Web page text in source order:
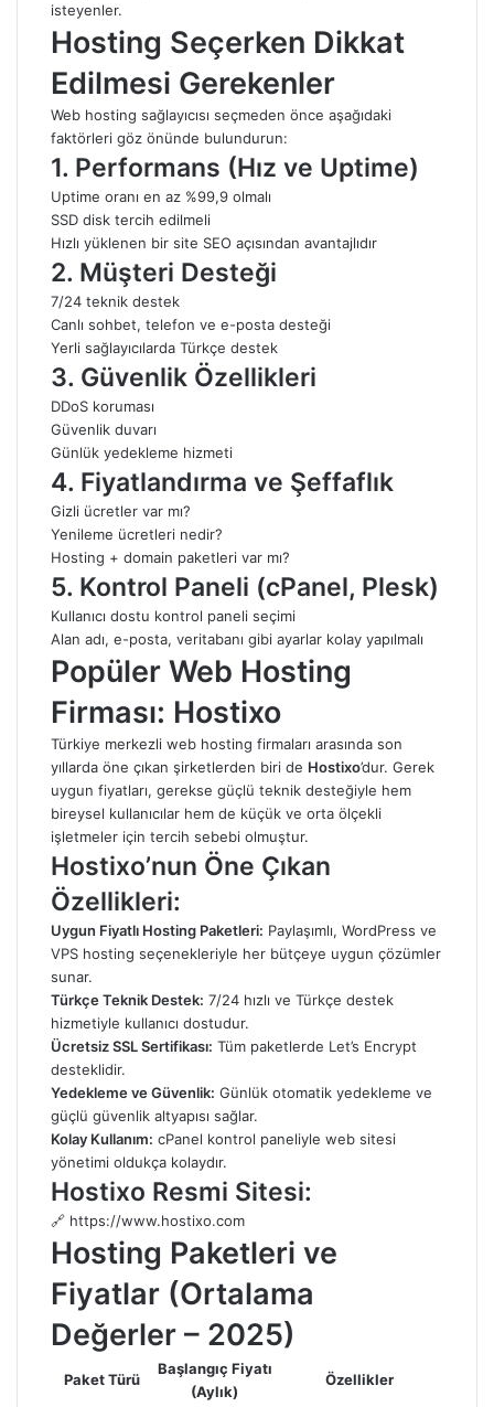
isteyenler.
Hosting Seçerken Dikkat
Edilmesi Gerekenler
Web hosting sağlayıcısı seçmeden önce aşağıdaki
faktörleri göz önünde bulundurun:
1. Performans (Hız ve Uptime)
Uptime oranı en az %99,9 olmalı
SSD disk tercih edilmeli
Hızlı yüklenen bir site SEO açısından avantajlıdır
2. Müşteri Desteği
7/24 teknik destek
Canlı sohbet, telefon ve e-posta desteği
Yerli sağlayıcılarda Türkçe destek
3. Güvenlik Özellikleri
DDoS koruması
Güvenlik duvarı
Günlük yedekleme hizmeti
4. Fiyatlandırma ve Şeffaflık
Gizli ücretler var mı?
Yenileme ücretleri nedir?
Hosting + domain paketleri var mı?
5. Kontrol Paneli (cPanel, Plesk)
Kullanıcı dostu kontrol paneli seçimi
Alan adı, e-posta, veritabanı gibi ayarlar kolay yapılmalı
Popüler Web Hosting
Firması: Hostixo
Türkiye merkezli web hosting firmaları arasında son
yıllarda öne çıkan şirketlerden biri de Hostixo’dur. Gerek
uygun fiyatları, gerekse güçlü teknik desteğiyle hem
bireysel kullanıcılar hem de küçük ve orta ölçekli
işletmeler için tercih sebebi olmuştur.
Hostixo’nun Öne Çıkan
Özellikleri:
Uygun Fiyatlı Hosting Paketleri: Paylaşımlı, WordPress ve
VPS hosting seçenekleriyle her bütçeye uygun çözümler
sunar.
Türkçe Teknik Destek: 7/24 hızlı ve Türkçe destek
hizmetiyle kullanıcı dostudur.
Ücretsiz SSL Sertifikası: Tüm paketlerde Let’s Encrypt
desteklidir.
Yedekleme ve Güvenlik: Günlük otomatik yedekleme ve
güçlü güvenlik altyapısı sağlar.
Kolay Kullanım: cPanel kontrol paneliyle web sitesi
yönetimi oldukça kolaydır.
Hostixo Resmi Sitesi:
🔗 https://www.hostixo.com
Hosting Paketleri ve
Fiyatlar (Ortalama
Değerler – 2025)
Paket Türü
Başlangıç Fiyatı
(Aylık)
Özellikler